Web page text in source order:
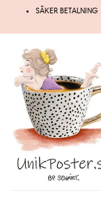
Hoppa
SÄKER BETALNING